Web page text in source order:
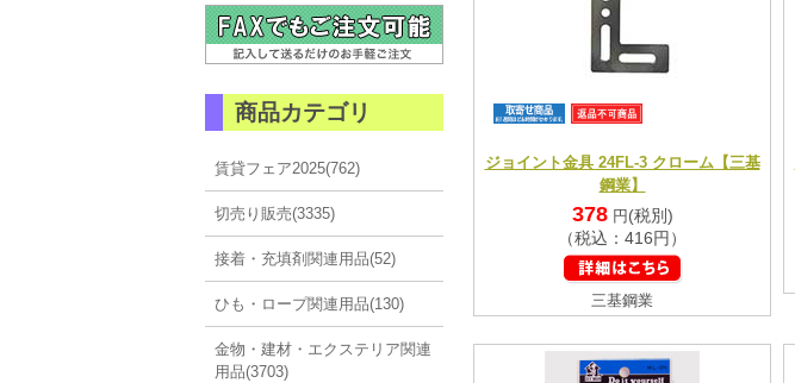
商品カテゴリ
賃貸フェア2025(762)
切売り販売(3335)
接着・充填剤関連用品(52)
ひも・ロープ関連用品(130)
金物・建材・エクステリア関連
用品(3703)
ジョイント金具 24FL-3 クローム【三基
鋼業】
378円 (税別)
（税込：416円）
三基鋼業